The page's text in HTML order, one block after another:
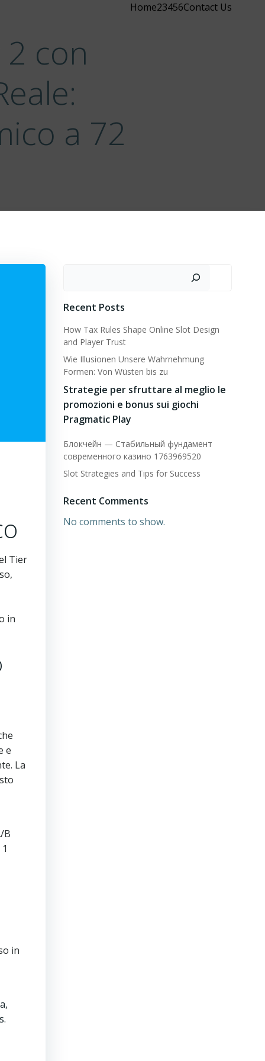
Home23456Contact Us
con
a 72
Tier
in
e
La
B
in
Recent Posts
How Tax Rules Shape Online Slot Design
and Player Trust
Wie Illusionen Unsere Wahrnehmung
Formen: Von Wüsten bis zu
Strategie per sfruttare al meglio le
promozioni e bonus sui giochi
Pragmatic Play
Блокчейн — Стабильный фундамент
современного казино 1763969520
Slot Strategies and Tips for Success
Recent Comments
No comments to show.